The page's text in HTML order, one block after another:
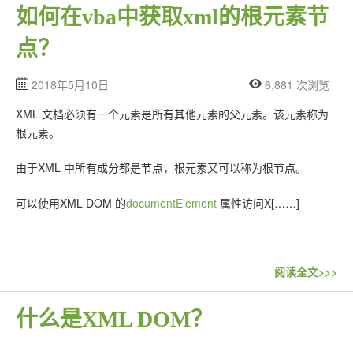
如何在vba中获取xml的根元素节
点？
2018年5月10日
6,881 次浏览
XML 文档必须有一个元素是所有其他元素的父元素。该元素称为
根元素。
由于XML 中所有成分都是节点，根元素又可以称为根节点。
可以使用XML DOM 的documentElement 属性访问X[……]
阅读全文>>>
什么是XML DOM？